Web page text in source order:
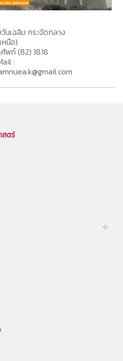
นเฉลิม กระจัดกลาง
หนือ)
พท์ (82) 1818
:
ง
ต่อ 1815